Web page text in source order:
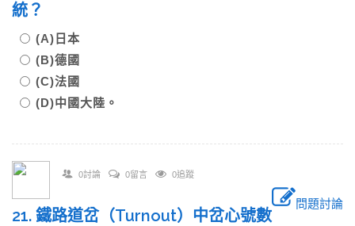
統？
(A)日本
(B)德國
(C)法國
(D)中國大陸。
0討論 0留言 0追蹤
問題討論
21. 鐵路道岔（Turnout）中岔心號數